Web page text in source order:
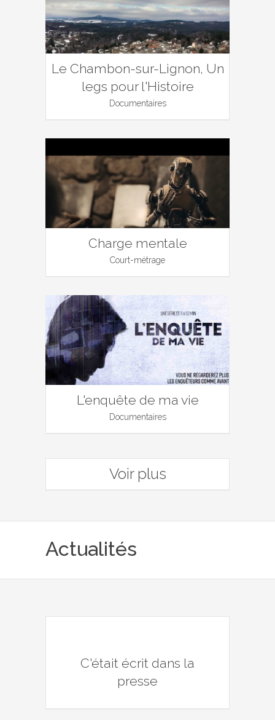
Le Chambon-sur-Lignon, Un
legs pour l'Histoire
Documentaires
Charge mentale
Court-métrage
L'enquête de ma vie
Documentaires
Voir plus
Actualités
C'était écrit dans la
presse